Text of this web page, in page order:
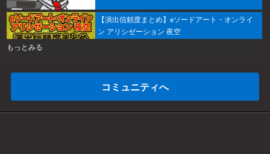
【演出信頼度まとめ】eソードアート・オンライ
ン アリシゼーション 夜空
もっとみる
コミュニティへ